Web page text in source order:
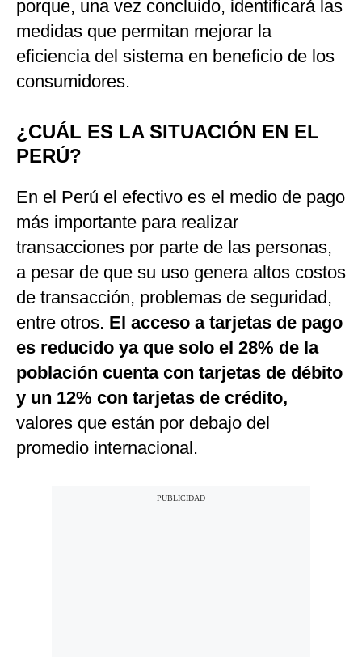
porque, una vez concluido, identificará las
medidas que permitan mejorar la
eficiencia del sistema en beneficio de los
consumidores.
¿CUÁL ES LA SITUACIÓN EN EL
PERÚ?
En el Perú el efectivo es el medio de pago
más importante para realizar
transacciones por parte de las personas,
a pesar de que su uso genera altos costos
de transacción, problemas de seguridad,
entre otros. El acceso a tarjetas de pago
es reducido ya que solo el 28% de la
población cuenta con tarjetas de débito
y un 12% con tarjetas de crédito,
valores que están por debajo del
promedio internacional.